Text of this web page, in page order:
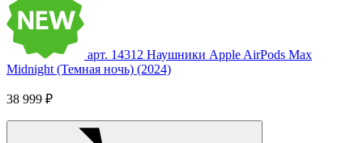
арт. 14312 Наушники Apple AirPods Max
Midnight (Темная ночь) (2024)
38 999 ₽